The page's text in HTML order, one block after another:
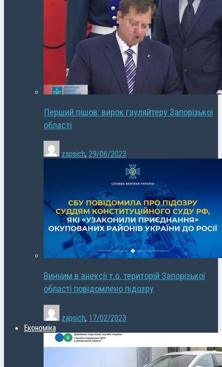
Перший пішов: вирок гауляйтеру Запорізької
області
zapsich, 29/06/2023
Винним в анексії т.о. територій Запорізької
області повідомлено підозру
zapsich, 17/02/2023
Економіка